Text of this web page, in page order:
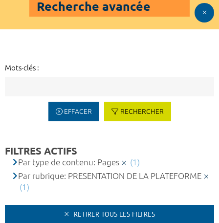
Recherche avancée
Mots-clés :
EFFACER RECHERCHER
FILTRES ACTIFS
Par type de contenu: Pages
(1)
Par rubrique: PRESENTATION DE LA PLATEFORME
(1)
RETIRER TOUS LES FILTRES